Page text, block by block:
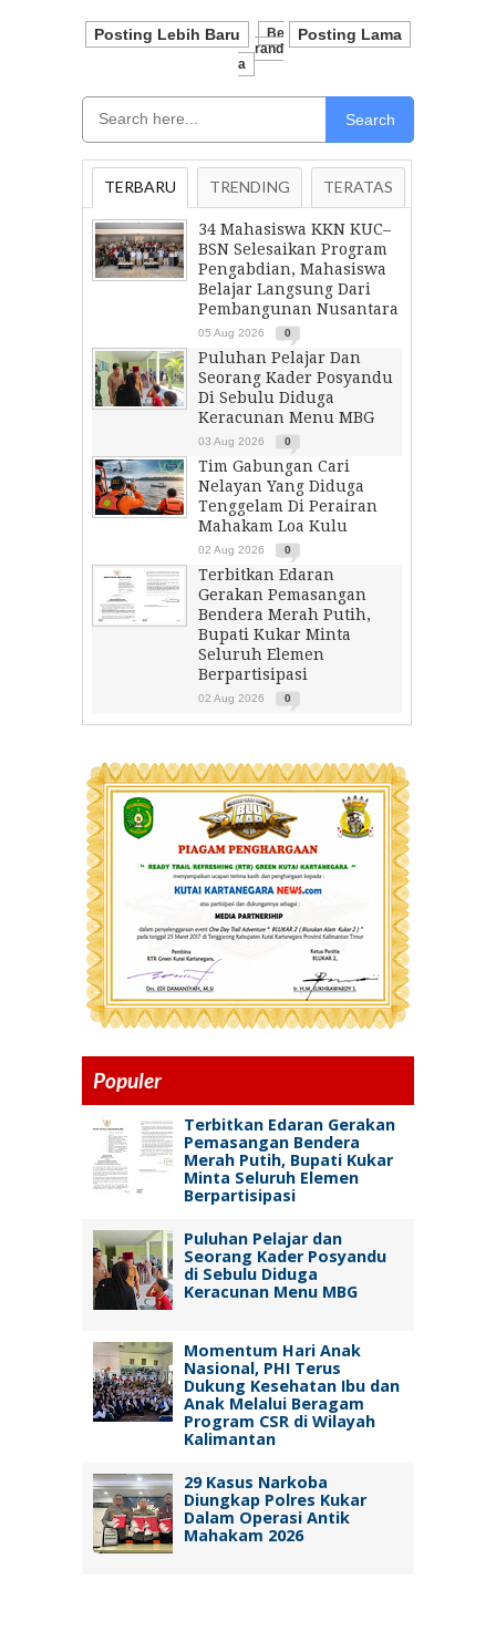
Posting Lebih Baru Posting Lama
Be
Rand
A
Search
TERBARU TRENDING TERATAS
34 Mahasiswa KKN KUC–
BSN Selesaikan Program
Pengabdian, Mahasiswa
Belajar Langsung Dari
Pembangunan Nusantara
05 Aug 2026 0
Puluhan Pelajar Dan
Seorang Kader Posyandu
Di Sebulu Diduga
Keracunan Menu MBG
03 Aug 2026 0
Tim Gabungan Cari
Nelayan Yang Diduga
Tenggelam Di Perairan
Mahakam Loa Kulu
02 Aug 2026 0
Terbitkan Edaran
Gerakan Pemasangan
Bendera Merah Putih,
Bupati Kukar Minta
Seluruh Elemen
Berpartisipasi
02 Aug 2026 0
Populer
Terbitkan Edaran Gerakan
Pemasangan Bendera
Merah Putih, Bupati Kukar
Minta Seluruh Elemen
Berpartisipasi
Puluhan Pelajar dan
Seorang Kader Posyandu
di Sebulu Diduga
Keracunan Menu MBG
Momentum Hari Anak
Nasional, PHI Terus
Dukung Kesehatan Ibu dan
Anak Melalui Beragam
Program CSR di Wilayah
Kalimantan
29 Kasus Narkoba
Diungkap Polres Kukar
Dalam Operasi Antik
Mahakam 2026